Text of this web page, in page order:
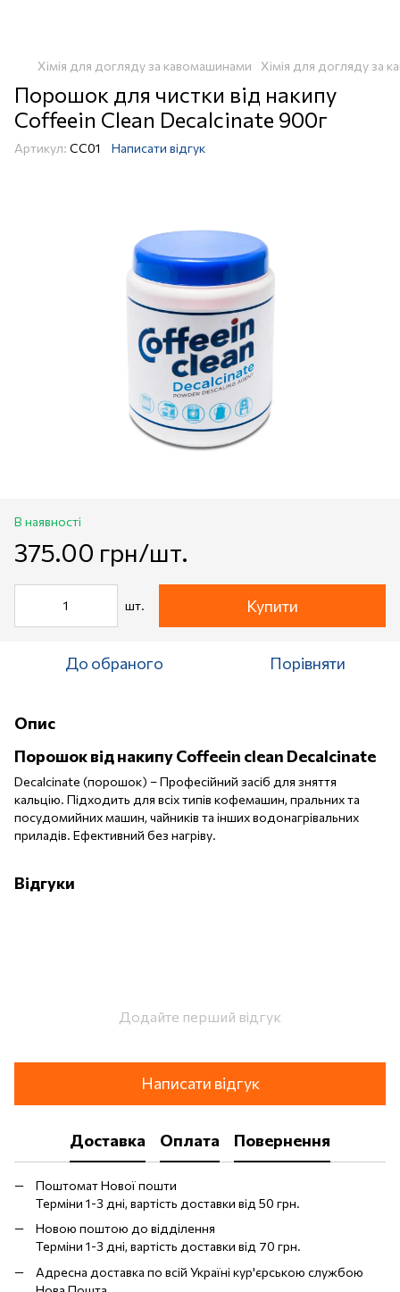
Хімія для догляду за кавомашинами Хімія для догляду за
Порошок для чистки від накипу
Coffeein Clean Decalcinate 900г
Артикул: СС01 Написати відгук
В наявності
375.00 грн/шт.
шт. Купити
До обраного Порівняти
Опис
Порошок від накипу Coffeein clean Decalcinate
Decalcinate (порошок) – Професійний засіб для зняття
кальцію. Підходить для всіх типів кофемашин, пральних та
посудомийних машин, чайників та інших водонагрівальних
приладів. Ефективний без нагріву.
Відгуки
Додайте перший відгук
Написати відгук
Доставка Оплата Повернення
Поштомат Нової пошти
Терміни 1-3 дні, вартість доставки від 50 грн.
Новою поштою до відділення
Терміни 1-3 дні, вартість доставки від 70 грн.
Адресна доставка по всій Україні кур'єрською службою